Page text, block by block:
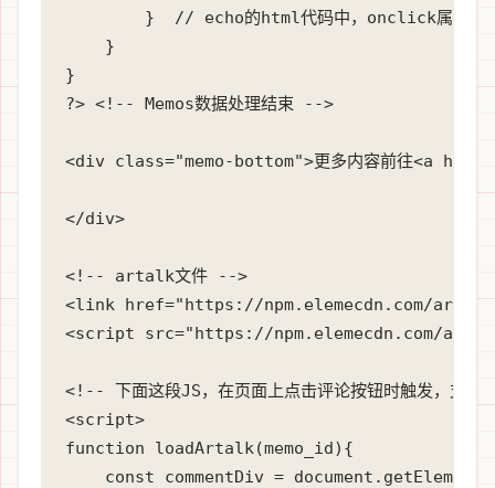
}  // echo的html代码中，onclick属性调
    }
}
?> <!-- Memos数据处理结束 -->
<div class="memo-bottom">更多内容前往<a
</div>
<!-- artalk文件 -->
<link href="https://npm.elemecdn.com/
<script src="https://npm.elemecdn.com/
<!-- 下面这段JS，在页面上点击评论按钮时触发，支持
<script>
function loadArtalk(memo_id){
const commentDiv =